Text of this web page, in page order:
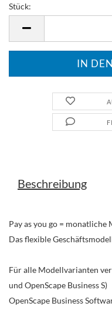
Stück:
Beschreibung
Pay as you go = monatliche
Das flexible
Für alle Modellvarianten
und OpenScape Business S)
OpenScape Business